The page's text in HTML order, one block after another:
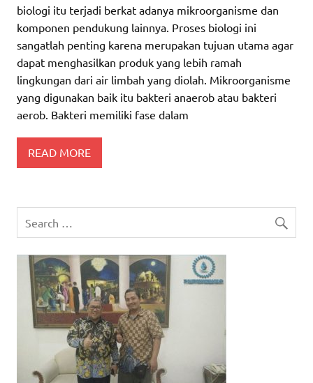
biologi itu terjadi berkat adanya mikroorganisme dan
komponen pendukung lainnya. Proses biologi ini
sangatlah penting karena merupakan tujuan utama agar
dapat menghasilkan produk yang lebih ramah
lingkungan dari air limbah yang diolah. Mikroorganisme
yang digunakan baik itu bakteri anaerob atau bakteri
aerob. Bakteri memiliki fase dalam
READ MORE